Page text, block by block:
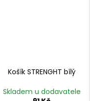
Košík STRENGHT bílý
Skladem u dodavatele